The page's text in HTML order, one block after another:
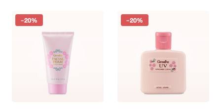
The
options
variants.
The
product
-20% -20%